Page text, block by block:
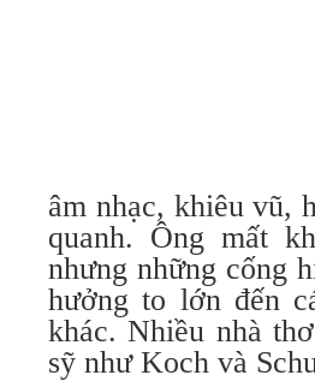
âm nhạc, khiêu vũ,
quanh. Ông mất
nhưng những cống
hưởng to lớn đến
khác. Nhiều nhà
sỹ như Koch và